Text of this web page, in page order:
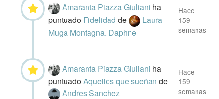
Amaranta Piazza Giuliani ha
puntuado Fidelidadde
Laura
Muga Montagna. Daphne
Hace
159
semanas
Amaranta Piazza Giuliani ha
puntuadoAquellos que sueñande
Andres Sanchez
Hace
159
semanas